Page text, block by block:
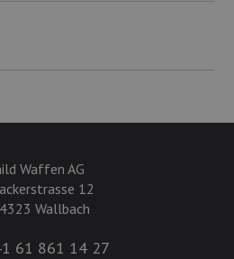
Waffen AG
12
Wallbach
61 861 14 27